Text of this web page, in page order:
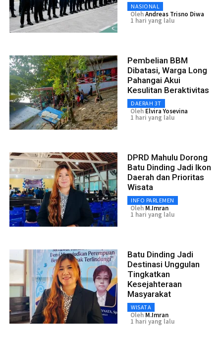
NASIONAL
OlehAndreas Trisno Diwa
1 hari yang lalu
Pembelian BBM
Dibatasi, Warga Long
Pahangai Akui
Kesulitan Beraktivitas
DAERAH 3T
Oleh Elvira Yosevina
1 hari yang lalu
DPRD Mahulu Dorong
Batu Dinding Jadi Ikon
Daerah dan Prioritas
Wisata
INFO PARLEMEN
Oleh M.Imran
1 hari yang lalu
Batu Dinding Jadi
Destinasi Unggulan
Tingkatkan
Kesejahteraan
Masyarakat
WISATA
Oleh M.Imran
1 hari yang lalu